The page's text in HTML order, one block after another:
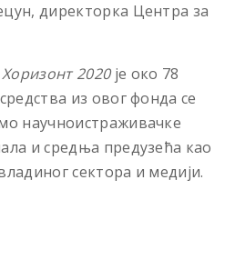
директорка Центра за
Хоризонт 2020је око 78
из овог фонда се
научноистраживачке
и средња предузећа као
сектора и медији.